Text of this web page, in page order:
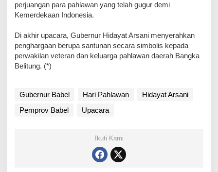
perjuangan para pahlawan yang telah gugur demi
Kemerdekaan Indonesia.
Di akhir upacara, Gubernur Hidayat Arsani menyerahkan
penghargaan berupa santunan secara simbolis kepada
perwakilan veteran dan keluarga pahlawan daerah Bangka
Belitung. (*)
Gubernur Babel Hari Pahlawan
Hidayat Arsani
Pemprov Babel
Upacara
Ikuti Kami